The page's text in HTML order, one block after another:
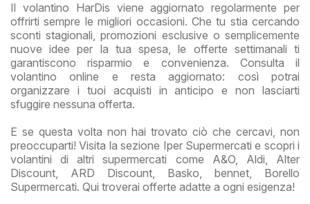
Il volantino HarDis viene aggiornato regolarmente per
offrirti sempre le migliori occasioni. Che tu stia cercando
sconti stagionali, promozioni esclusive o semplicemente
nuove idee per la tua spesa, le offerte settimanali ti
garantiscono risparmio e convenienza. Consulta il
volantino online e resta aggiornato: così potrai
organizzare i tuoi acquisti in anticipo e non lasciarti
sfuggire nessuna offerta.
E se questa volta non hai trovato ciò che cercavi, non
preoccuparti! Visita la sezione Iper Supermercati e scopri i
volantini di altri supermercati come A&O, Aldi, Alter
Discount, ARD Discount, Basko, bennet, Borello
Supermercati. Qui troverai offerte adatte a ogni esigenza!